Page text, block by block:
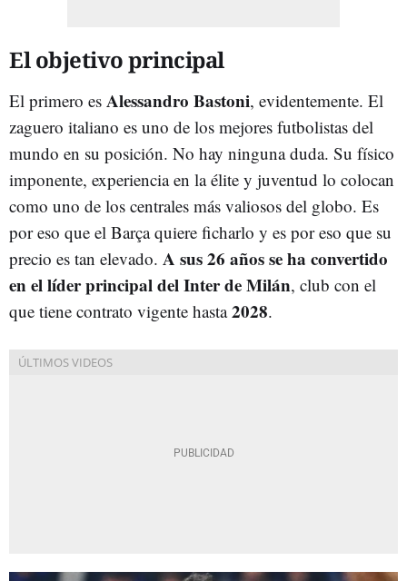
El objetivo principal
El primero es Alessandro Bastoni, evidentemente. El
zaguero italiano es uno de los mejores futbolistas del
mundo en su posición. No hay ninguna duda. Su físico
imponente, experiencia en la élite y juventud lo colocan
como uno de los centrales más valiosos del globo. Es
por eso que el Barça quiere ficharlo y es por eso que su
precio es tan elevado. A sus 26 años se ha convertido
en el líder principal del Inter de Milán, club con el
que tiene contrato vigente hasta2028.